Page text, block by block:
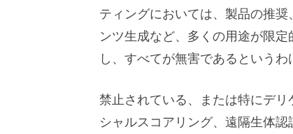
ティングにおいては、製品の推
ンツ生成など、多くの用途が限
し、すべてが無害であるというわ
禁止されている、または特にデ
シャルスコアリング、遠隔生体